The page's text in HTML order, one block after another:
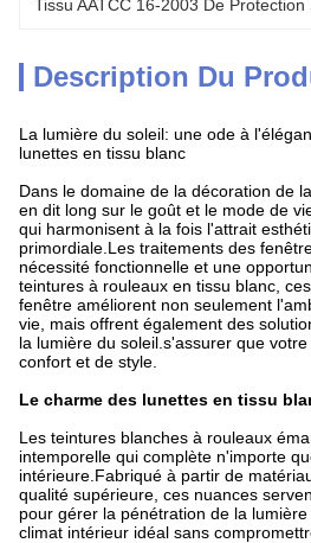
Tissu AATCC 16-2003 De
Description Du
La lumière du soleil: une ode à
lunettes en tissu blanc
Dans le domaine de la décoration de
en dit long sur le goût et le mode de
qui harmonisent à la fois l'attrait
primordiale.Les traitements des
nécessité fonctionnelle et une
teintures à rouleaux en tissu blanc,
fenêtre améliorent non seulement
vie, mais offrent également des
la lumière du soleil.s'assurer que
confort et de style.
Le charme des lunettes en tissu
Les teintures blanches à rouleaux
intemporelle qui complète n'importe
intérieure.Fabriqué à partir de
qualité supérieure, ces nuances
pour gérer la pénétration de la
climat intérieur idéal sans